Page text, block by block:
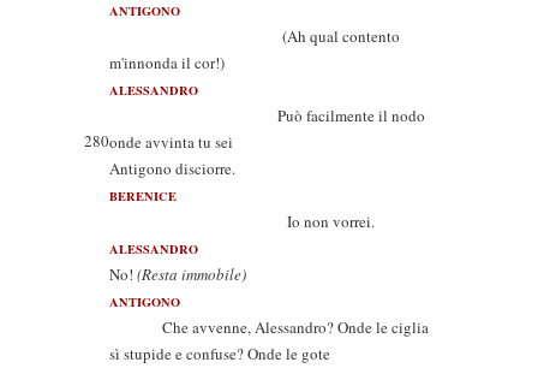
ANTIGONO
(Ah qual contento
m'innonda il cor!)
ALESSANDRO
Può facilmente il nodo
280onde avvinta tu sei
Antigono disciorre.
BERENICE
Io non vorrei.
ALESSANDRO
No! (Resta immobile)
ANTIGONO
Che avvenne, Alessandro? Onde le ciglia
sì stupide e confuse? Onde le gote